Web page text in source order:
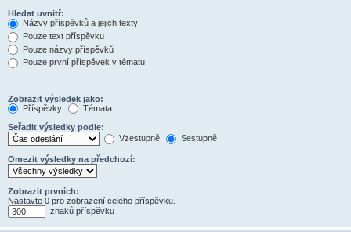
Hledat uvnitř:
Názvy příspěvků a jejich texty
Pouze text příspěvku
Pouze názvy příspěvků
Pouze první příspěvek v tématu
Zobrazit výsledek jako:
Příspěvky
Témata
Seřadit výsledky podle:
Vzestupně
Sestupně
Omezit výsledky na předchozí:
Zobrazit prvních:
Nastavte 0 pro zobrazení celého příspěvku.
znaků příspěvku